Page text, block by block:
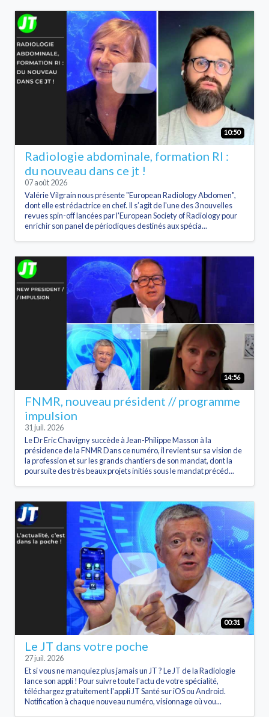
10:50
Radiologie abdominale, formation RI :
du nouveau dans ce jt !
07 août 2026
Valérie Vilgrain nous présente "European Radiology Abdomen",
dont elle est rédactrice en chef. Il s’agit de l'une des 3 nouvelles
revues spin-off lancées par l'European Society of Radiology pour
enrichir son panel de périodiques destinés aux spécia...
14:56
FNMR, nouveau président // programme
impulsion
31 juil. 2026
Le Dr Eric Chavigny succède à Jean-Philippe Masson à la
présidence de la FNMR Dans ce numéro, il revient sur sa vision de
la profession et sur les grands chantiers de son mandat, dont la
poursuite des très beaux projets initiés sous le mandat précéd...
00:31
Le JT dans votre poche
27 juil. 2026
Et si vous ne manquiez plus jamais un JT ? Le JT de la Radiologie
lance son appli ! Pour suivre toute l'actu de votre spécialité,
téléchargez gratuitement l'appli JT Santé sur iOS ou Android.
Notification à chaque nouveau numéro, visionnage où vou...